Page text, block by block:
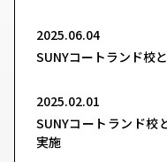
2025.06.04
SUNYコートランド校
2025.02.01
SUNYコートランド校
実施